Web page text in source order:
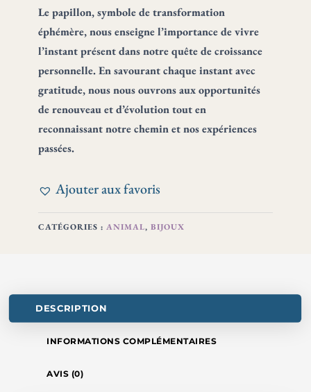
Le papillon, symbole de transformation
éphémère, nous enseigne l’importance de vivre
l’instant présent dans notre quête de croissance
personnelle. En savourant chaque instant avec
gratitude, nous nous ouvrons aux opportunités
de renouveau et d’évolution tout en
reconnaissant notre chemin et nos expériences
passées.
Ajouter aux favoris
CATÉGORIES : ANIMAL, BIJOUX
DESCRIPTION
INFORMATIONS COMPLÉMENTAIRES
AVIS (0)